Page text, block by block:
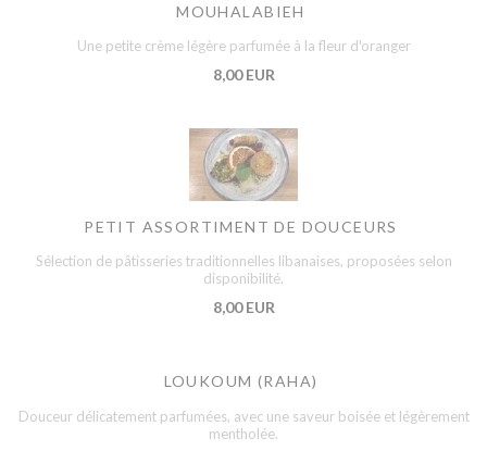
MOUHALABIEH
Une petite crème légère parfumée à la fleur d'oranger
8,00 EUR
PETIT ASSORTIMENT DE DOUCEURS
Sélection de pâtisseries traditionnelles libanaises, proposées selon
disponibilité.
8,00 EUR
LOUKOUM (RAHA)
Douceur délicatement parfumées, avec une saveur boisée et légèrement
mentholée.